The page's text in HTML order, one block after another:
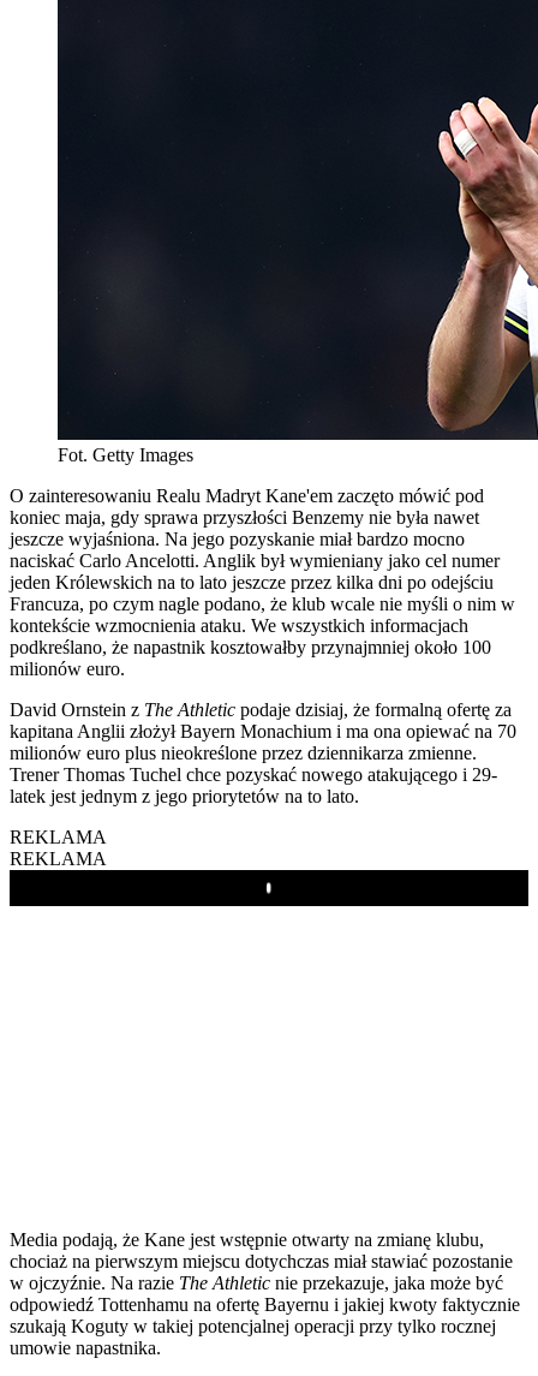
Fot. Getty Images
O zainteresowaniu Realu Madryt Kane'em zaczęto mówić pod
koniec maja, gdy sprawa przyszłości Benzemy nie była nawet
jeszcze wyjaśniona. Na jego pozyskanie miał bardzo mocno
naciskać Carlo Ancelotti. Anglik był wymieniany jako cel numer
jeden Królewskich na to lato jeszcze przez kilka dni po odejściu
Francuza, po czym nagle podano, że klub wcale nie myśli o nim w
kontekście wzmocnienia ataku. We wszystkich informacjach
podkreślano, że napastnik kosztowałby przynajmniej około 100
milionów euro.
David Ornstein z The Athletic podaje dzisiaj, że formalną ofertę za
kapitana Anglii złożył Bayern Monachium i ma ona opiewać na 70
milionów euro plus nieokreślone przez dziennikarza zmienne.
Trener Thomas Tuchel chce pozyskać nowego atakującego i 29-
latek jest jednym z jego priorytetów na to lato.
REKLAMA
REKLAMA
Play
Media podają, że Kane jest wstępnie otwarty na zmianę klubu,
chociaż na pierwszym miejscu dotychczas miał stawiać pozostanie
w ojczyźnie. Na razie The Athletic nie przekazuje, jaka może być
odpowiedź Tottenhamu na ofertę Bayernu i jakiej kwoty faktycznie
szukają Koguty w takiej potencjalnej operacji przy tylko rocznej
umowie napastnika.